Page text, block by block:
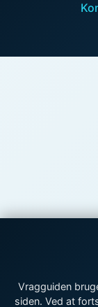
Vragguiden
siden. Ved at